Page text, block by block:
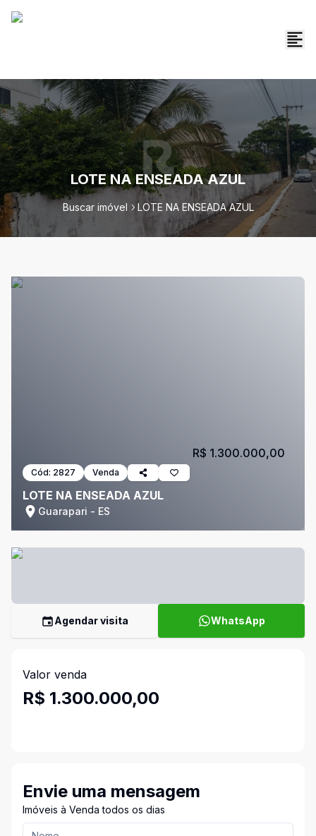
LOTE NA ENSEADA AZUL
Buscar imóvel LOTE NA ENSEADA AZUL
Cód: 2827 Venda
LOTE NA ENSEADA AZUL
Guarapari - ES
R$ 1.300.000,00
Agendar visita WhatsApp
Valor venda
R$ 1.300.000,00
Envie uma mensagem
Imóveis à Venda todos os dias